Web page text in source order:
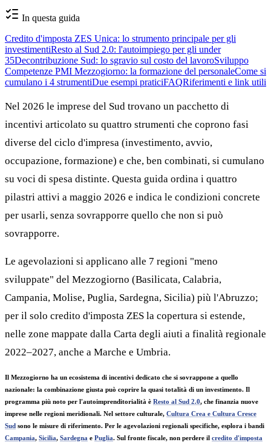
In questa guida
Credito d'imposta ZES Unica: lo strumento principale per gli
investimentiResto al Sud 2.0: l'autoimpiego per gli under
35Decontribuzione Sud: lo sgravio sul costo del lavoroSviluppo
Competenze PMI Mezzogiorno: la formazione del personaleCome si
cumulano i 4 strumentiDue esempi praticiFAQRiferimenti e link utili
Nel 2026 le imprese del Sud trovano un pacchetto di
incentivi articolato su quattro strumenti che coprono fasi
diverse del ciclo d'impresa (investimento, avvio,
occupazione, formazione) e che, ben combinati, si cumulano
su voci di spesa distinte. Questa guida ordina i quattro
pilastri attivi a maggio 2026 e indica le condizioni concrete
per usarli, senza sovrapporre quello che non si può
sovrapporre.
Le agevolazioni si applicano alle 7 regioni "meno
sviluppate" del Mezzogiorno (Basilicata, Calabria,
Campania, Molise, Puglia, Sardegna, Sicilia) più l'Abruzzo;
per il solo credito d'imposta ZES la copertura si estende,
nelle zone mappate dalla Carta degli aiuti a finalità regionale
2022–2027, anche a Marche e Umbria.
Il Mezzogiorno ha un ecosistema di incentivi dedicato che si sovrappone a quello
nazionale: la combinazione giusta può coprire la quasi totalità di un investimento. Il
programma più noto per l'autoimprenditorialità è Resto al Sud 2.0, che finanzia nuove
imprese nelle regioni meridionali. Nel settore culturale, Cultura Crea e Cultura Cresce
Sud sono le misure di riferimento. Per le agevolazioni regionali specifiche, esplora i bandi
Campania, Sicilia, Sardegna e Puglia. Sul fronte fiscale, non perdere il credito d'imposta